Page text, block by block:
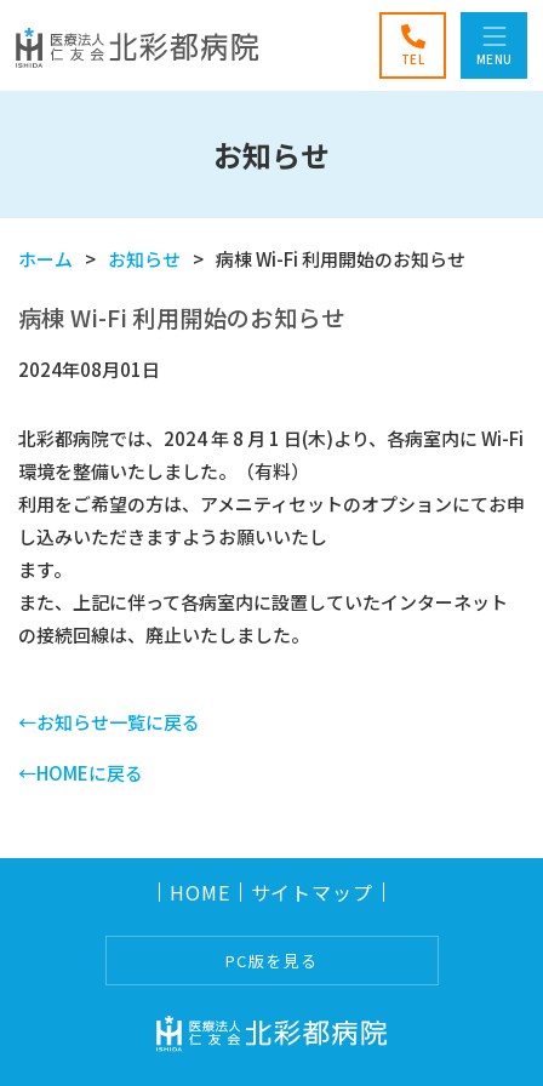
TEL MENU
お知らせ
ホーム お知らせ 病棟 Wi-Fi 利用開始のお知らせ
病棟 Wi-Fi 利用開始のお知らせ
2024年08月01日
北彩都病院では、2024 年 8 月 1 日(木)より、各病室内に Wi-Fi
環境を整備いたしました。（有料）
利用をご希望の方は、アメニティセットのオプションにてお申
し込みいただきますようお願いいたし
ます。
また、上記に伴って各病室内に設置していたインターネット
の接続回線は、廃止いたしました。
←お知らせ一覧に戻る
←HOMEに戻る
HOME サイトマップ
PC版を見る